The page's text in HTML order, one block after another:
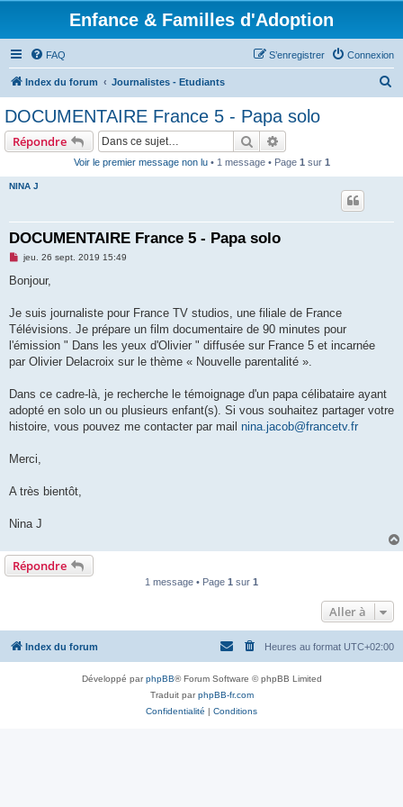
Enfance & Familles d'Adoption
FAQ Connexion
S’enregistrer
Index du forum Journalistes - Etudiants
DOCUMENTAIRE France 5 - Papa solo
Répondre Rechercher
Voir le premier message non lu• 1 message • Page 1 sur 1
NINA J
DOCUMENTAIRE France 5 - Papa solo
M
s
g
n
o
l
jeu. 26 sept. 2019 15:49
Bonjour,
Je suis journaliste pour France TV studios, une filiale de France
Télévisions. Je prépare un film documentaire de 90 minutes pour
l'émission " Dans les yeux d'Olivier " diffusée sur France 5 et incarnée
par Olivier Delacroix sur le thème « Nouvelle parentalité ».
Dans ce cadre-là, je recherche le témoignage d'un papa célibataire ayant
adopté en solo un ou plusieurs enfant(s). Si vous souhaitez partager votre
histoire, vous pouvez me contacter par mail nina.jacob@francetv.fr
Merci,
A très bientôt,
Nina J
Répondre
1 message • Page 1 sur 1
Aller à
Index du forum Heures au format UTC+02:00
Développé parphpBB® Forum Software © phpBB Limited
Traduit parphpBB-fr.com
Confidentialité | Conditions